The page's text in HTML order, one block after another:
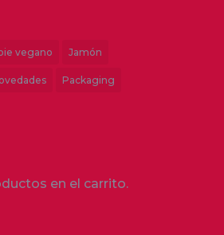
vegano Jamón
Packaging
en el carrito.